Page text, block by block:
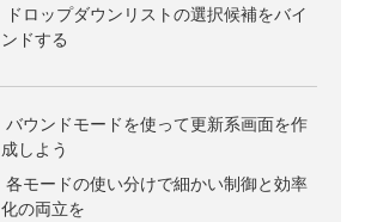
ドロップダウンリストの選択候補をバイ
ンドする
バウンドモードを使って更新系画面を作
成しよう
各モードの使い分けで細かい制御と効率
化の両立を